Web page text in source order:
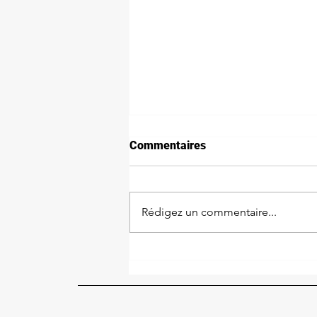
Commentaires
Rédigez un commentaire...